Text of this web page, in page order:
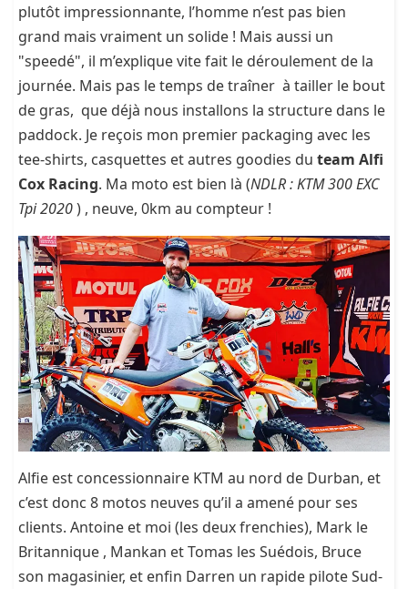
plutôt impressionnante, l’homme n’est pas bien
grand mais vraiment un solide ! Mais aussi un
"speedé", il m’explique vite fait le déroulement de la
journée. Mais pas le temps de traîner à tailler le bout
de gras, que déjà nous installons la structure dans le
paddock. Je reçois mon premier packaging avec les
tee-shirts, casquettes et autres goodies du team Alfi
Cox Racing. Ma moto est bien là (NDLR : KTM 300 EXC
Tpi 2020) , neuve, 0km au compteur !
Alfie est concessionnaire KTM au nord de Durban, et
c’est donc 8 motos neuves qu’il a amené pour ses
clients. Antoine et moi (les deux frenchies), Mark le
Britannique , Mankan et Tomas les Suédois, Bruce
son magasinier, et enfin Darren un rapide pilote Sud-